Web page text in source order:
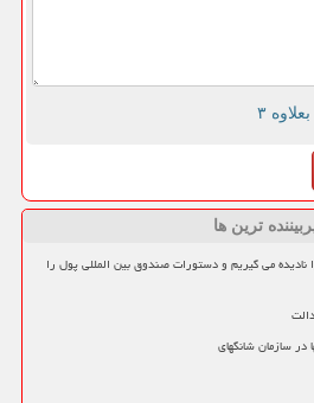
ترین ها
نادیده می گیریم و دستورات صندوق بین المللی پول را
در سازمان شانگهای